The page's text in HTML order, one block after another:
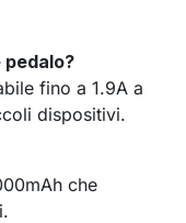
fino a 1.9A a
dispositivi.
che